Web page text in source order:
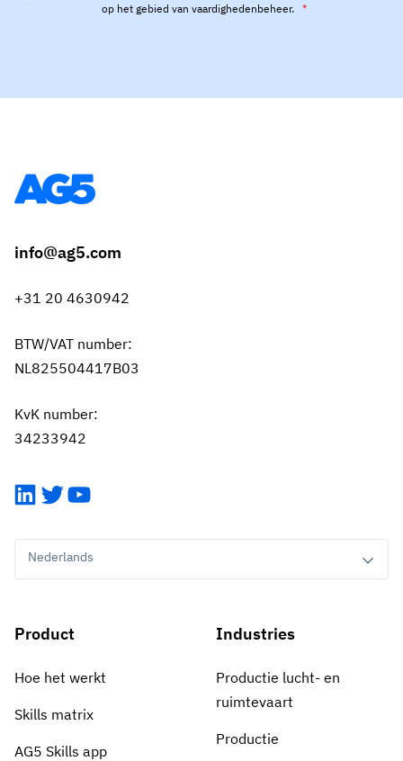
op het gebied van vaardighedenbeheer. *
info@ag5.com
+31 20 4630942
BTW/VAT number:
NL825504417B03
KvK number:
34233942
LinkedIn
TwitterYouTube
Nederlands
Product
Hoe het werkt
Skills matrix
AG5 Skills app
Industries
Productie lucht- en
ruimtevaart
Productie